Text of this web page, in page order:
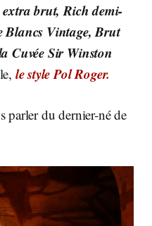
brut, Rich demi-
Blancs Vintage, Brut
Cuvée Sir Winston
le style Pol Roger.
du dernier-né de